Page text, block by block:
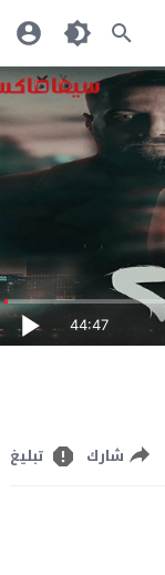
44:47
شارك تبليغ